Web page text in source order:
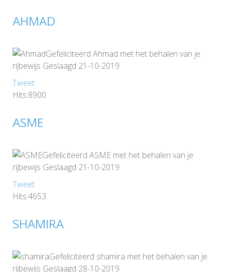
AHMAD
Gefeliciteerd Ahmad met het behalen van je
rijbewijs Geslaagd 21-10-2019
Tweet
Hits:8900
ASME
Gefeliciteerd ASME met het behalen van je
rijbewijs Geslaagd 21-10-2019
Tweet
Hits:4653
SHAMIRA
Gefeliciteerd shamira met het behalen van je
rijbewijs Geslaagd 28-10-2019